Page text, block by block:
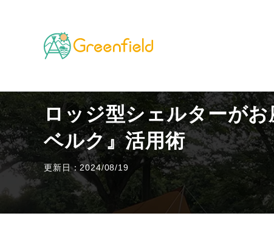
TOP キャンプのフィールド ロッジ型シェルターが
ロッジ型シェルターが
ベルク』活用術
更新日：2024/08/19